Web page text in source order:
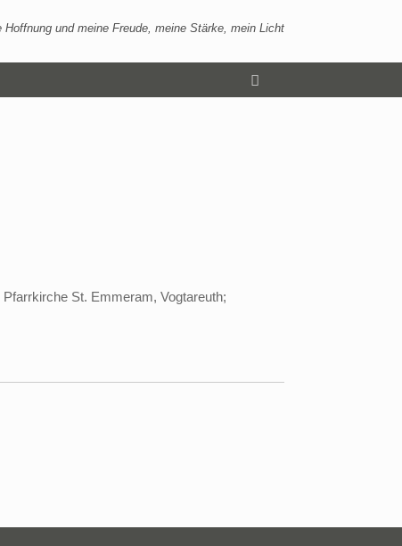
Hoffnung und meine Freude, meine Stärke, mein Licht
St. Emmeram, Vogtareuth;